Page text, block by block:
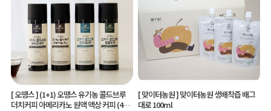
[ 오땡스 ](1+1) 오땡스 유기농 콜드브루
더치커피 아메리카노 원액 액상 커피 (400
[ 맞이터농원 ]맞이터농원 생배착즙 배그
대로 100ml